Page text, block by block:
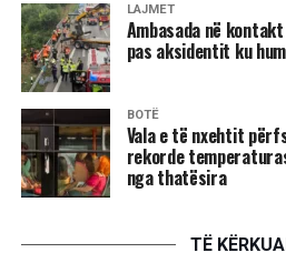
LAJMET
Ambasada në
pas aksidentit ku
BOTË
Vala e të nxehtit
rekorde
nga thatësira
TË